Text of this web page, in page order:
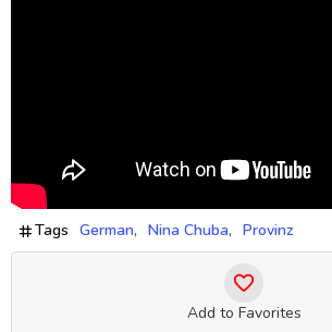
Tags German Nina Chuba Provinz
Add to Favorites